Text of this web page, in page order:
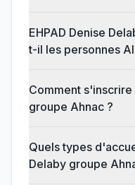
EHPAD Denise
t-il les personnes
Comment s'inscrire
groupe Ahnac ?
Quels types
Delaby groupe